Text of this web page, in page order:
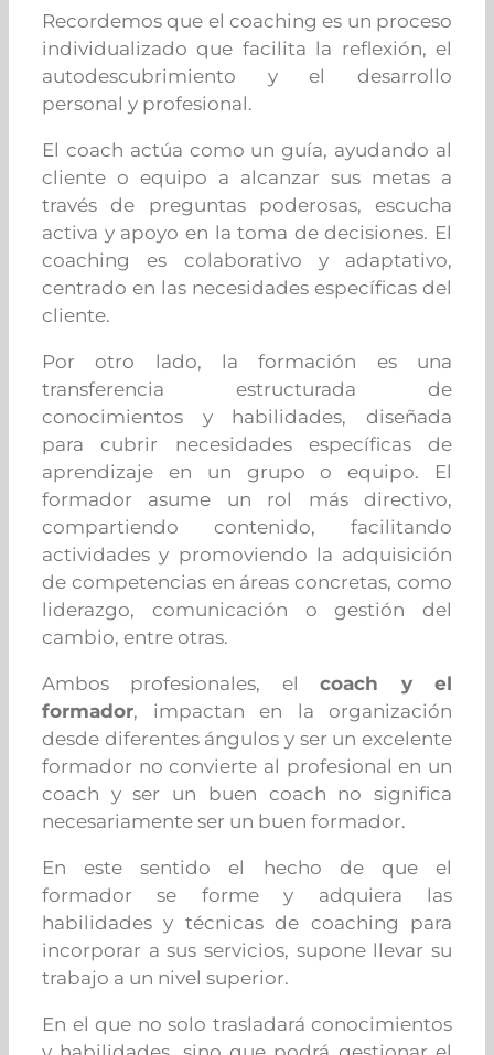
Recordemos que el coaching es un proceso
individualizado que facilita la reflexión, el
autodescubrimiento y el desarrollo
personal y profesional.
El coach actúa como un guía, ayudando al
cliente o equipo a alcanzar sus metas a
través de preguntas poderosas, escucha
activa y apoyo en la toma de decisiones. El
coaching es colaborativo y adaptativo,
centrado en las necesidades específicas del
cliente.
Por otro lado, la formación es una
transferencia estructurada de
conocimientos y habilidades, diseñada
para cubrir necesidades específicas de
aprendizaje en un grupo o equipo. El
formador asume un rol más directivo,
compartiendo contenido, facilitando
actividades y promoviendo la adquisición
de competencias en áreas concretas, como
liderazgo, comunicación o gestión del
cambio, entre otras.
Ambos profesionales, elcoach y el
formador, impactan en la organización
desde diferentes ángulos y ser un excelente
formador no convierte al profesional en un
coach y ser un buen coach no significa
necesariamente ser un buen formador.
En este sentido el hecho de que el
formador se forme y adquiera las
habilidades y técnicas de coaching para
incorporar a sus servicios, supone llevar su
trabajo a un nivel superior.
En el que no solo trasladará conocimientos